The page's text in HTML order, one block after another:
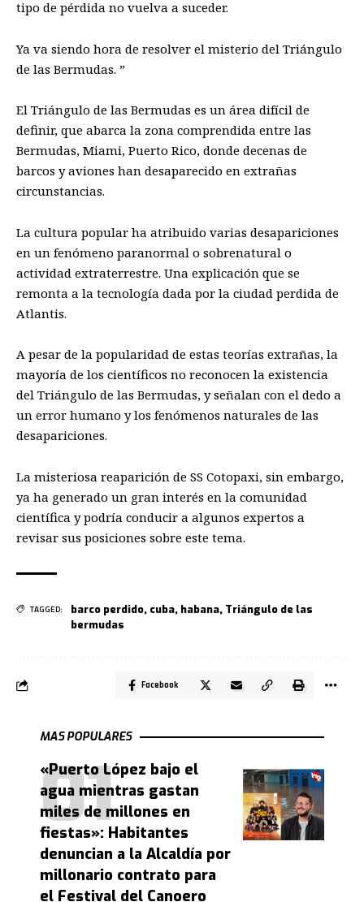
tipo de pérdida no vuelva a suceder.
Ya va siendo hora de resolver el misterio del Triángulo
de las Bermudas. ”
El Triángulo de las Bermudas es un área difícil de
definir, que abarca la zona comprendida entre las
Bermudas, Miami, Puerto Rico, donde decenas de
barcos y aviones han desaparecido en extrañas
circunstancias.
La cultura popular ha atribuido varias desapariciones
en un fenómeno paranormal o sobrenatural o
actividad extraterrestre. Una explicación que se
remonta a la tecnología dada por la ciudad perdida de
Atlantis.
A pesar de la popularidad de estas teorías extrañas, la
mayoría de los científicos no reconocen la existencia
del Triángulo de las Bermudas, y señalan con el dedo a
un error humano y los fenómenos naturales de las
desapariciones.
La misteriosa reaparición de SS Cotopaxi, sin embargo,
ya ha generado un gran interés en la comunidad
científica y podría conducir a algunos expertos a
revisar sus posiciones sobre este tema.
TAGGED: barco perdido, cuba, habana, Triángulo de las
bermudas
Facebook
MAS POPULARES
«Puerto López bajo el
agua mientras gastan
miles de millones en
fiestas»: Habitantes
denuncian a la Alcaldía por
millonario contrato para
el Festival del Canoero